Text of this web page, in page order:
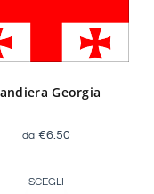
Georgia
€6.50
SCEGLI